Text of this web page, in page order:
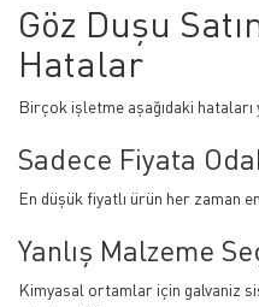
Göz Duşu
Hatalar
Birçok işletme aşağıdaki hataları
Sadece Fiyata
En düşük fiyatlı ürün her zaman
Yanlış Malzeme
Kimyasal ortamlar için galvaniz